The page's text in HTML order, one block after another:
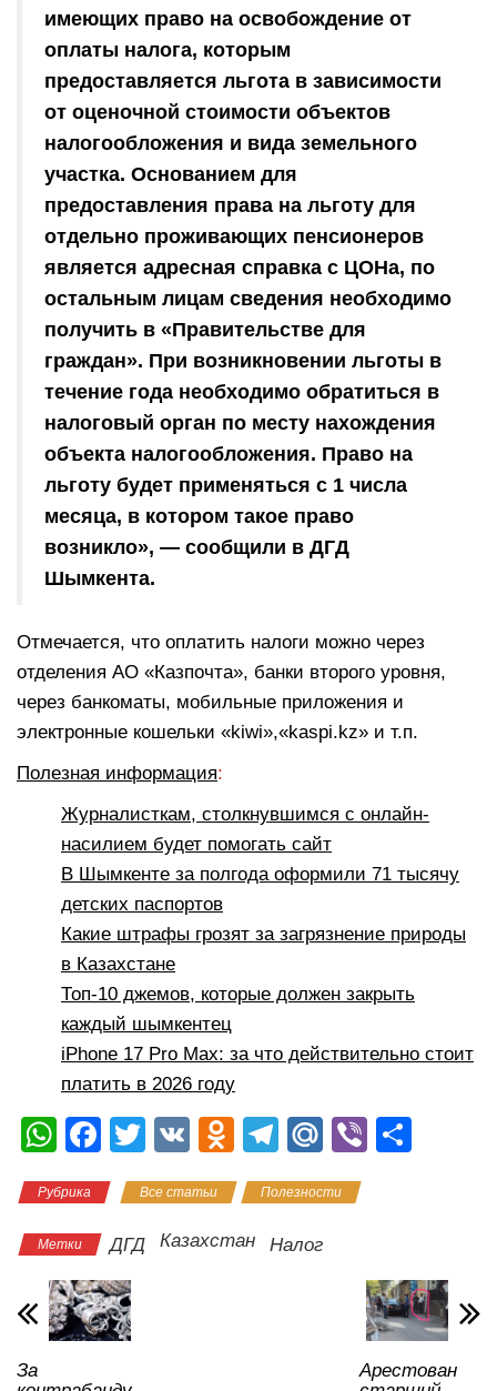
имеющих право на освобождение от
оплаты налога, которым
предоставляется льгота в зависимости
от оценочной стоимости объектов
налогообложения и вида земельного
участка. Основанием для
предоставления права на льготу для
отдельно проживающих пенсионеров
является адресная справка с ЦОНа, по
остальным лицам сведения необходимо
получить в «Правительстве для
граждан». При возникновении льготы в
течение года необходимо обратиться в
налоговый орган по месту нахождения
объекта налогообложения. Право на
льготу будет применяться с 1 числа
месяца, в котором такое право
возникло», — сообщили в ДГД
Шымкента.
Отмечается, что оплатить налоги можно через
отделения АО «Казпочта», банки второго уровня,
через банкоматы, мобильные приложения и
электронные кошельки «kiwi»,«kaspi.kz» и т.п.
Полезная информация:
Журналисткам, столкнувшимся с онлайн-
насилием будет помогать сайт
В Шымкенте за полгода оформили 71 тысячу
детских паспортов
Какие штрафы грозят за загрязнение природы
в Казахстане
Топ-10 джемов, которые должен закрыть
каждый шымкентец
iPhone 17 Pro Max: за что действительно стоит
платить в 2026 году
W
at
s
A
p
p
F
c
e
b
o
o
k
T
tt
er
V
O
n
o
T
e
gr
M
.R
Vi
в
и
ть
Рубрика Все статьи Полезности
Метки ДГД Казахстан Налог
За
Арестован